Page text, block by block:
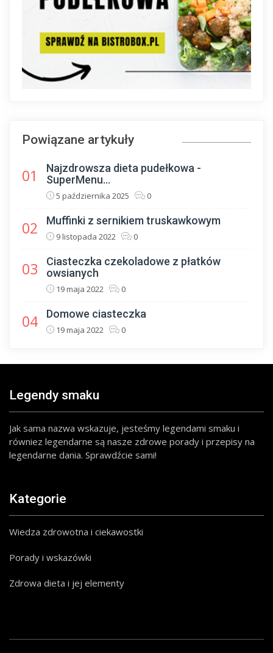
Powiązane artykuły
01
Najzdrowsza dieta pudełkowa -
SuperMenu...
5 października 2025 0
02 Muffinki z sernikiem truskawkowym
9 listopada 2022 0
03
Ciasteczka czekoladowe z płatków
owsianych
19 maja 2022 0
04 Domowe ciasteczka
19 maja 2022 0
Legendy smaku
Jak sama nazwa wskazuje, jesteśmy legendami smaku i
równiez legendarne są nasze zdrowe porady i przepisy na
legendarne dania. Sprawdźcie sami!
Kategorie
Wiedza zdrowotna i ciekawostki
Porady i wskazówki
Zdrowa dieta i jej elementy